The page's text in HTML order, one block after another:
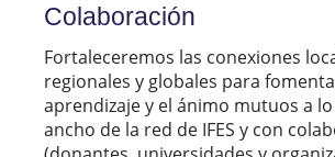
Colaboración
Fortaleceremos las conexiones
regionales y globales para
aprendizaje y el ánimo mutuos a
ancho de la red de IFES y con